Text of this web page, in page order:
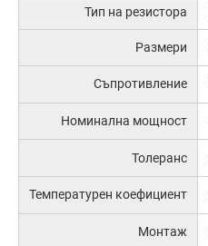
Тип на резистора
Размери
Съпротивление
Номинална мощност
Толеранс
Температурен коефициент
Монтаж